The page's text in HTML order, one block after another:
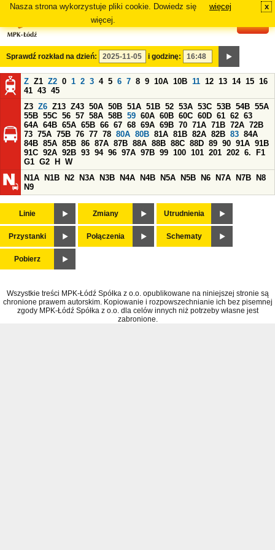
Nasza strona wykorzystuje pliki cookie. Dowiedz się
więcej.
więcej x
Sprawdź rozkład na dzień: i godzinę:
Z Z1 Z2 0 1 2 3 4 5 6 7 8 9 10A 10B 11 12 13 14 15 16
41 43 45
Z3 Z6 Z13 Z43 50A 50B 51A 51B 52 53A 53C 53B 54B 55A
55B 55C 56 57 58A 58B 59 60A 60B 60C 60D 61 62 63
64A 64B 65A 65B 66 67 68 69A 69B 70 71A 71B 72A 72B
73 75A 75B 76 77 78 80A 80B 81A 81B 82A 82B 83 84A
84B 85A 85B 86 87A 87B 88A 88B 88C 88D 89 90 91A 91B
91C 92A 92B 93 94 96 97A 97B 99 100 101 201 202 6.
F1
G1 G2 H
W
N1A
N1B N2 N3A N3B N4A N4B N5A N5B N6 N7A N7B
N8
N9
Linie Zmiany Utrudnienia
Przystanki Połączenia Schematy
Pobierz
Wszystkie treści MPK-Łódź Spółka z o.o. opublikowane na niniejszej stronie są
chronione prawem autorskim. Kopiowanie i rozpowszechnianie ich bez pisemnej
zgody MPK-Łódź Spółka z o.o. dla celów innych niż potrzeby własne jest
zabronione.